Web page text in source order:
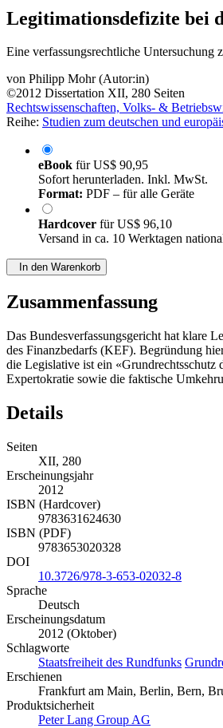
Legitimationsdefizite bei
Eine verfassungsrechtliche
von Philipp Mohr (Autor:in)
©2012 Dissertation XII, 280 Seiten
Rechtswissenschaften, Volks- &
Reihe: Studien zum deutschen und
eBook fürUS$ 90,95
Sofort herunterladen. Inkl. MwSt.
Format: PDF – für alle Geräte
Hardcover fürUS$ 96,10
Versand in ca. 10 Werktagen
In den Warenkorb
Zusammenfassung
Das Bundesverfassungsgericht hat klare
des Finanzbedarfs (KEF). Begründung
die Legislative ist ein «Grundrechtsschutz
Expertokratie sowie die faktische
Details
Seiten
XII, 280
Erscheinungsjahr
2012
ISBN (Hardcover)
9783631624630
ISBN (PDF)
9783653020328
DOI
10.3726/978-3-653-02032-8
Sprache
Deutsch
Erscheinungsdatum
2012 (Oktober)
Schlagworte
Staatsfreiheit des Rundfunks
Erschienen
Frankfurt am Main, Berlin, Bern,
Produktsicherheit
Peter Lang Group AG